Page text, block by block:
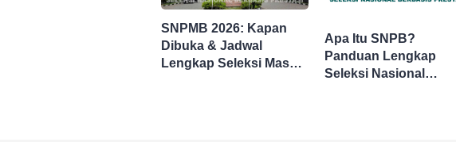
SNPMB 2026: Kapan
Dibuka & Jadwal
Lengkap Seleksi Masuk
Apa Itu SNPB?
Panduan Lengkap
Seleksi Nasional